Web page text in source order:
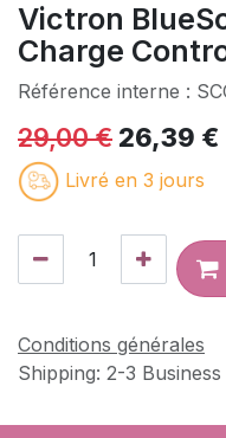
Victron
Charge
Référence interne :
29,00€ 26,39 €
Livré en 3 jours
Conditions générales
Shipping: 2-3 Business